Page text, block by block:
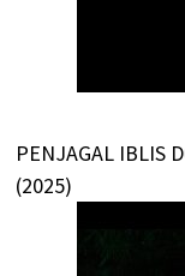
PENJAGAL IBLIS
(2025)